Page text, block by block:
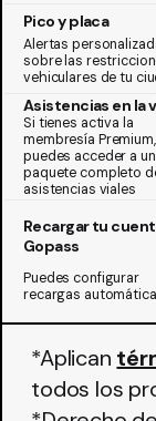
Pico y placa
Alertas
sobre las
vehiculares de tu
Asistencias en la
Si tienes activa la
membresía Premium,
puedes acceder a un
paquete completo
asistencias viales
Recargar tu
Gopass
Puedes configurar
recargas
*Aplican
todos los